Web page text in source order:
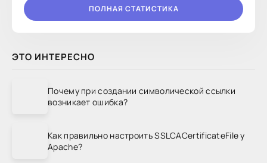
ПОЛНАЯ СТАТИСТИКА
ЭТО ИНТЕРЕСНО
Почему при создании символической ссылки
возникает ошибка?
Как правильно настроить SSLCACertificateFile у
Apache?